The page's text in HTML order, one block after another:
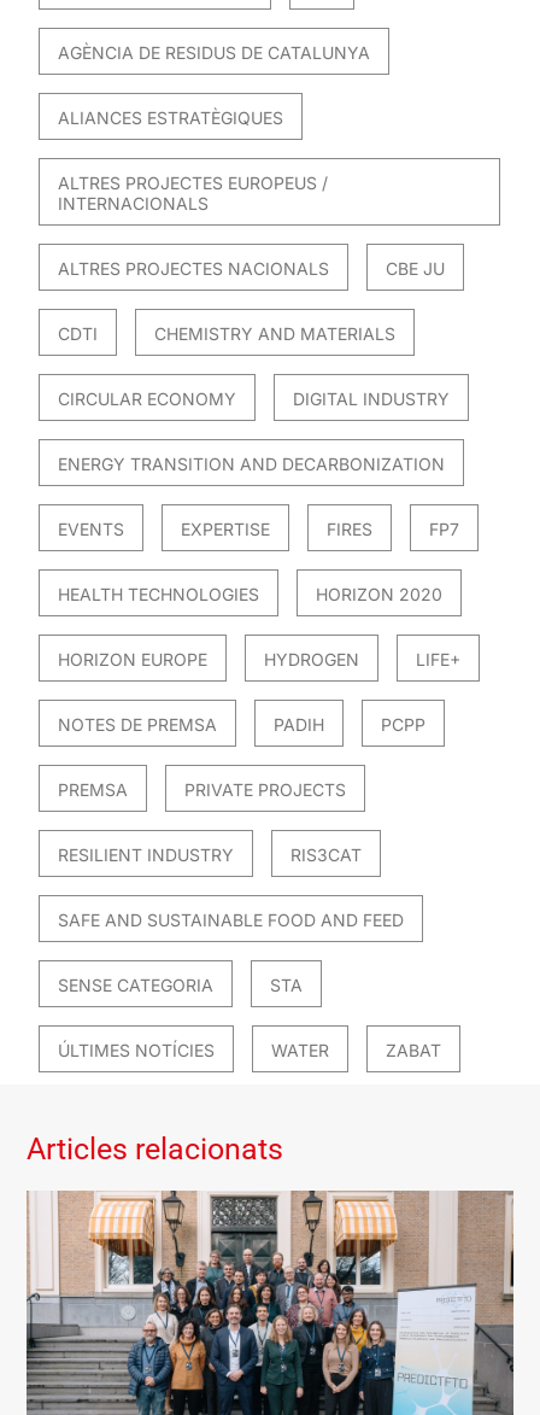
AGÈNCIA DE RESIDUS DE CATALUNYA
ALIANCES ESTRATÈGIQUES
ALTRES PROJECTES EUROPEUS /
INTERNACIONALS
ALTRES PROJECTES NACIONALS CBE JU
CDTI CHEMISTRY AND MATERIALS
CIRCULAR ECONOMY DIGITAL INDUSTRY
ENERGY TRANSITION AND DECARBONIZATION
EVENTS EXPERTISE FIRES FP7
HEALTH TECHNOLOGIES HORIZON 2020
HORIZON EUROPE HYDROGEN LIFE+
NOTES DE PREMSA PADIH PCPP
PREMSA PRIVATE PROJECTS
RESILIENT INDUSTRY RIS3CAT
SAFE AND SUSTAINABLE FOOD AND FEED
SENSE CATEGORIA STA
ÚLTIMES NOTÍCIES WATER ZABAT
Articles relacionats